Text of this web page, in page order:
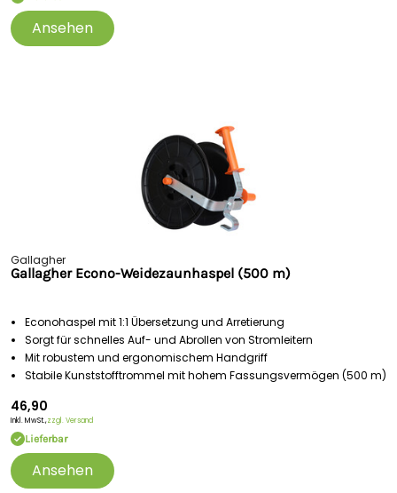
Ansehen
Gallagher
Gallagher Econo-Weidezaunhaspel (500 m)
Econohaspel mit 1:1 Übersetzung und Arretierung
Sorgt für schnelles Auf- und Abrollen von Stromleitern
Mit robustem und ergonomischem Handgriff
Stabile Kunststofftrommel mit hohem Fassungsvermögen (500 m)
46,90
Inkl. MwSt.,zzgl. Versand
Lieferbar
Ansehen